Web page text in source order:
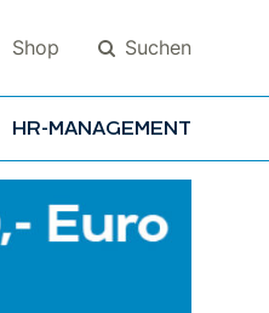
Shop Suchen
HR-MANAGEMENT